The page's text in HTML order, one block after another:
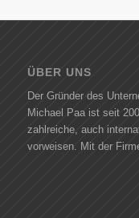
ÜBER UNS
Der Gründer des
Michael Paa ist seit
zahlreiche, auch
vorweisen. Mit der